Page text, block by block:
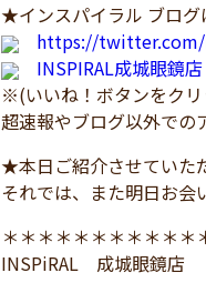
★インスパイラル ブロ
https://twitter.com/
INSPIRAL成城眼鏡
※(いいね！ボタンをク
超速報やブログ以外での
★本日ご紹介させていた
それでは、また明日お会
＊＊＊＊＊＊＊＊＊＊＊
INSPiRAL 成城眼鏡店